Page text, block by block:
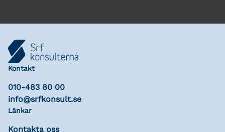
Kontakt
010-483 80 00
info@srfkonsult.se
Länkar
Kontakta oss